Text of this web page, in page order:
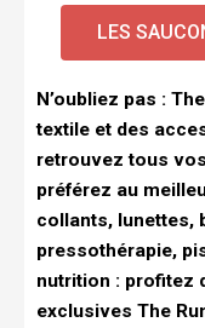
LES
N’oubliez pas :
textile et des
retrouvez tous
préférez au
collants, lunettes,
pressothérapie,
nutrition : profitez
exclusives The